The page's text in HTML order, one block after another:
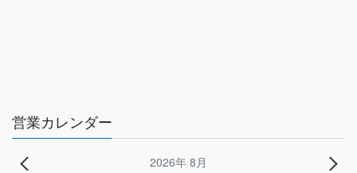
営業カレンダー
2026年 8月